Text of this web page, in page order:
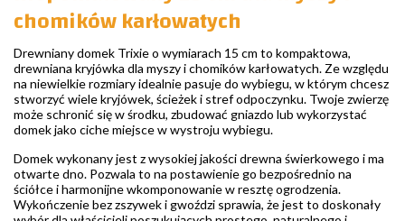
chomików karłowatych
Drewniany domek Trixie o wymiarach 15 cm to kompaktowa,
drewniana kryjówka dla myszy i chomików karłowatych. Ze względu
na niewielkie rozmiary idealnie pasuje do wybiegu, w którym chcesz
stworzyć wiele kryjówek, ścieżek i stref odpoczynku. Twoje zwierzę
może schronić się w środku, zbudować gniazdo lub wykorzystać
domek jako ciche miejsce w wystroju wybiegu.
Domek wykonany jest z wysokiej jakości drewna świerkowego i ma
otwarte dno. Pozwala to na postawienie go bezpośrednio na
ściółce i harmonijne wkomponowanie w resztę ogrodzenia.
Wykończenie bez zszywek i gwoździ sprawia, że jest to doskonały